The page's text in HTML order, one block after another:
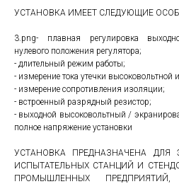
УСТАНОВКА ИМЕЕТ СЛЕДУЮЩИЕ
3.png- плавная регулировка
нулевого положения регулятора;
- длительный режим работы;
- измерение тока утечки высоковольтной
- измерение сопротивления изоляции;
- встроенный разрядный резистор;
- выходной высоковольтный /
полное напряжение установки
УСТАНОВКА ПРЕДНАЗНАЧЕНА ДЛЯ
ИСПЫТАТЕЛЬНЫХ СТАНЦИЙ И
ПРОМЫШЛЕННЫХ